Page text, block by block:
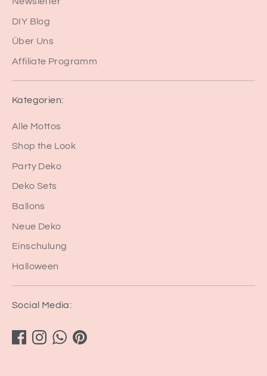
DIY Blog
Über Uns
Affiliate Programm
Kategorien:
Alle Mottos
Shop the Look
Party Deko
Deko Sets
Ballons
Neue Deko
Einschulung
Halloween
Social Media: